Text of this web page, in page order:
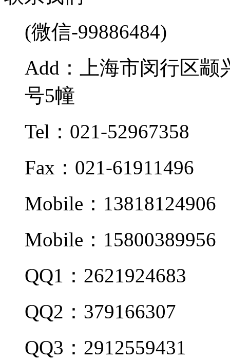
(微信-99886484)
Add：上海市闵行区颛
号5幢
Tel：021-52967358
Fax：021-61911496
Mobile：13818124906
Mobile：15800389956
QQ1：2621924683
QQ2：379166307
QQ3：2912559431